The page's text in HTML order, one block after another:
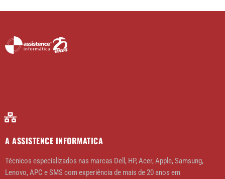
A ASSISTENCE INFORMATICA
Técnicos especializados nas marcas Dell, HP, Acer, Apple, Samsung,
Lenovo, APC e SMS com experiência de mais de 20 anos em